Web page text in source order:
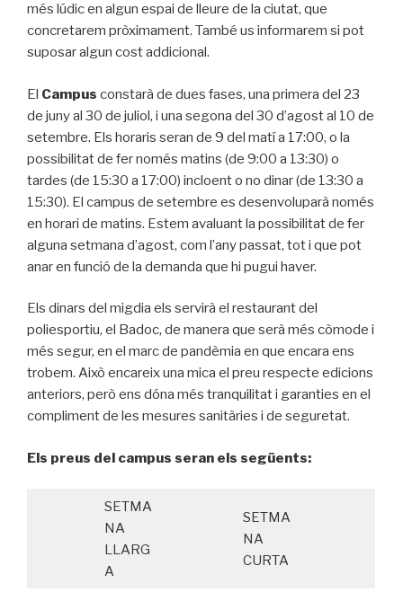
més lúdic en algun espai de lleure de la ciutat, que
concretarem pròximament. També us informarem si pot
suposar algun cost addicional.
El Campus constarà de dues fases, una primera del 23
de juny al 30 de juliol, i una segona del 30 d’agost al 10 de
setembre. Els horaris seran de 9 del matí a 17:00, o la
possibilitat de fer només matins (de 9:00 a 13:30) o
tardes (de 15:30 a 17:00) incloent o no dinar (de 13:30 a
15:30). El campus de setembre es desenvoluparà només
en horari de matins. Estem avaluant la possibilitat de fer
alguna setmana d’agost, com l’any passat, tot i que pot
anar en funció de la demanda que hi pugui haver.
Els dinars del migdia els servirà el restaurant del
poliesportiu, el Badoc, de manera que serà més còmode i
més segur, en el marc de pandèmia en que encara ens
trobem. Això encareix una mica el preu respecte edicions
anteriors, però ens dóna més tranquilitat i garanties en el
compliment de les mesures sanitàries i de seguretat.
Els preus del campus seran els següents:
SETMA
NA
LLARG
A
SETMA
NA
CURTA